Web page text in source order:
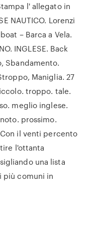
l' allegato in
NAUTICO. Lorenzi
– Barca a Vela.
INGLESE. Back
Sbandamento.
Maniglia. 27
troppo. tale.
meglio inglese.
prossimo.
il venti percento
l'ottanta
una lista
più comuni in